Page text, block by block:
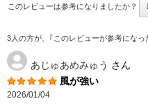
このレビューは参考になりましたか？
3人の方が、｢このレビューが参考になっ
あじゅあめみゅう さん
風が強い
2026/01/04